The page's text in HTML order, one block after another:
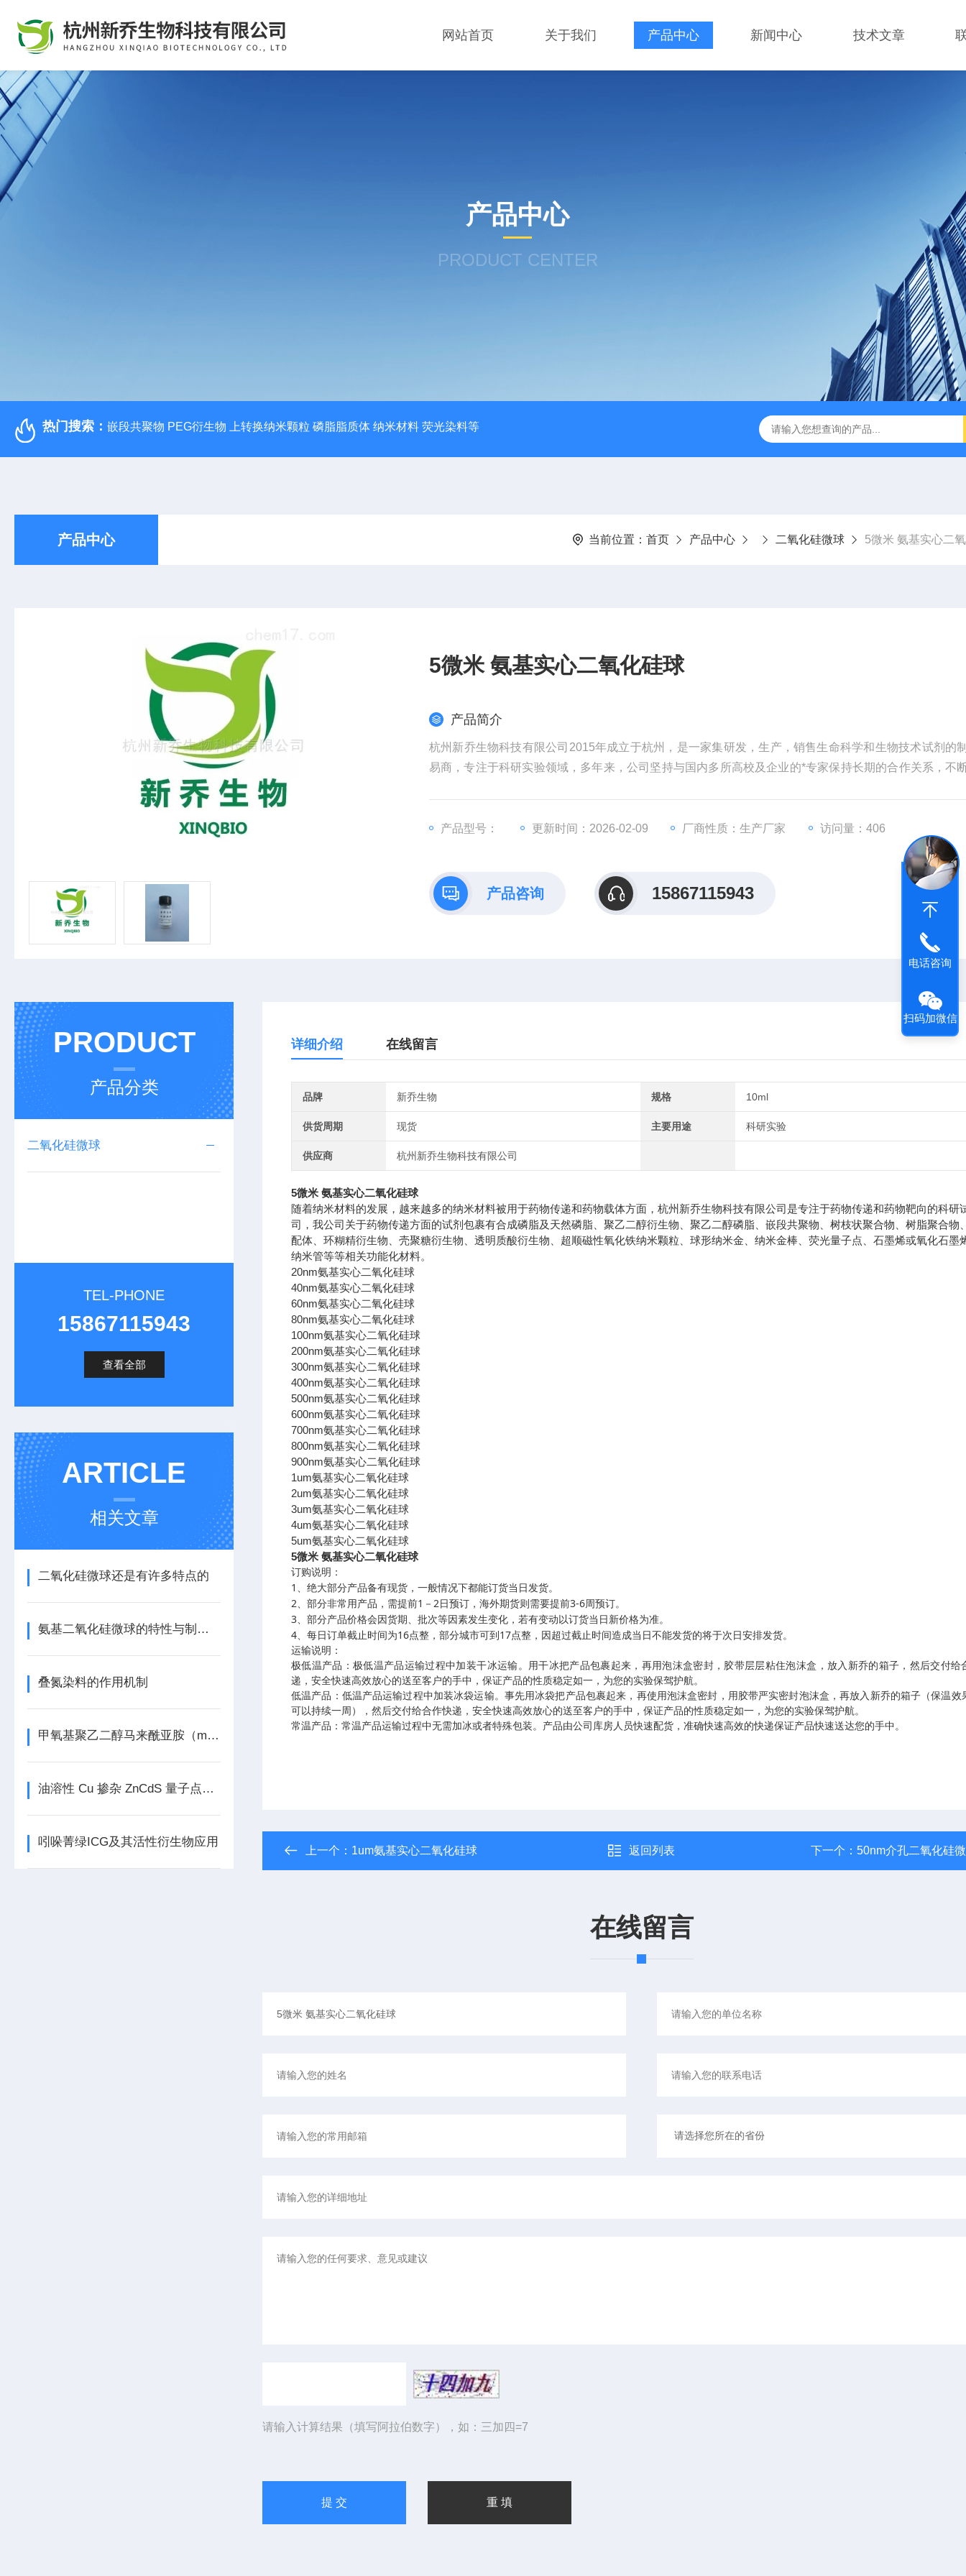
网站首页 关于我们 产品中心 新闻中心 技术文章
产品中心
PRODUCT CENTER
热门搜索： 嵌段共聚物 PEG衍生物 上转换纳米颗粒 磷脂脂质体 纳米材料 荧光染料等
产品中心 当前位置： 首页 产品中心 二氧化硅微球 5微米 氨基实心二
5微米 氨基实心二氧化硅球
产品简介
杭州新乔生物科技有限公司2015年成立于杭州，是一家集研发，生产，销售生命科学和生物技术试剂的
易商，专注于科研实验领域，多年来，公司坚持与国内多所高校及企业的*专家保持长期的合作关系，不
产品型号：
更新时间：2026-02-09 厂商性质：生产厂家 访问量：406
产品咨询 15867115943
PRODUCT
产品分类
二氧化硅微球
TEL-PHONE
15867115943
查看全部
ARTICLE
相关文章
二氧化硅微球还是有许多特点的
氨基二氧化硅微球的特性与制备方法
叠氮染料的作用机制
甲氧基聚乙二醇马来酰亚胺（mPEG-MAL）的介绍及在DDS中的应用
油溶性 Cu 掺杂 ZnCdS 量子点（Cu:ZnCdS QDs）全解析
吲哚菁绿ICG及其活性衍生物应用
详细介绍 在线留言
品牌 新乔生物 规格 10ml
供货周期 现货 主要用途 科研实验
供应商 杭州新乔生物科技有限公司
5微米 氨基实心二氧化硅球
随着纳米材料的发展，越来越多的纳米材料被用于药物传递和药物载体方面，杭州新乔生物科技有限公司是专注于药物传递和药物靶向的科研
司，我公司关于药物传递方面的试剂包裹有合成磷脂及天然磷脂、聚乙二醇衍生物、聚乙二醇磷脂、嵌段共聚物、树枝状聚合物、树脂聚合物
配体、环糊精衍生物、壳聚糖衍生物、透明质酸衍生物、超顺磁性氧化铁纳米颗粒、球形纳米金、纳米金棒、荧光量子点、石墨烯或氧化石墨
纳米管等等相关功能化材料。
20nm氨基实心二氧化硅球
40nm氨基实心二氧化硅球
60nm氨基实心二氧化硅球
80nm氨基实心二氧化硅球
100nm氨基实心二氧化硅球
200nm氨基实心二氧化硅球
300nm氨基实心二氧化硅球
400nm氨基实心二氧化硅球
500nm氨基实心二氧化硅球
600nm氨基实心二氧化硅球
700nm氨基实心二氧化硅球
800nm氨基实心二氧化硅球
900nm氨基实心二氧化硅球
1um氨基实心二氧化硅球
2um氨基实心二氧化硅球
3um氨基实心二氧化硅球
4um氨基实心二氧化硅球
5um氨基实心二氧化硅球
5微米 氨基实心二氧化硅球
订购说明：
1 、绝大部分产品备有现货，一般情况下都能订货当日发货。
2 、部分非常用产品，需提前1 － 2日预订，海外期货则需要提前3-6周预订。
3 、部分产品价格会因货期、批次等因素发生变化，若有变动以订货当日新价格为准。
4 、每日订单截止时间为16点整，部分城市可到 17点整，因超过截止时间造成当日不能发货的将于次日安排发货。
运输说明：
极低温产品：极低温产品运输过程中加装干冰运输。用干冰把产品包裹起来，再用泡沫盒密封，胶带层层粘住泡沫盒，放入新乔的箱子，然后交付给
递，安全快速高效放心的送至客户的手中，保证产品的性质稳定如一，为您的实验保驾护航。
低温产品：低温产品运输过程中加装冰袋运输。事先用冰袋把产品包裹起来，再使用泡沫盒密封，用胶带严实密封泡沫盒，再放入新乔的箱子（保温效
可以持续一周），然后交付给合作快递，安全快速高效放心的送至客户的手中，保证产品的性质稳定如一，为您的实验保驾护航。
常温产品：常温产品运输过程中无需加冰或者特殊包装。产品由公司库房人员快速配货，准确快速高效的快递保证产品快速送达您的手中。
上一个： 1um氨基实心二氧化硅球 返回列表 下一个： 50nm介孔二氧化硅
在线留言
请输入计算结果（填写阿拉伯数字），如：三加四=7
电话咨询
扫码加微信